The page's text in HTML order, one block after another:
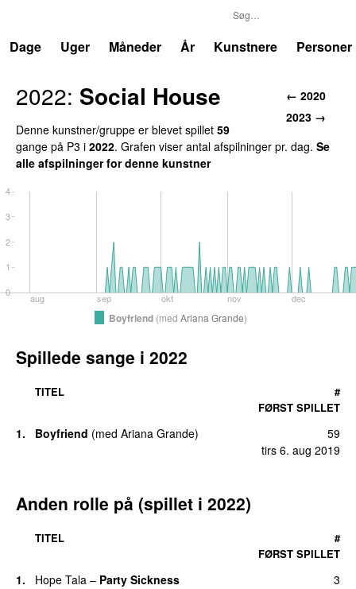
Dage
Uger Måneder År Kunstnere Personer
← 2020
2023 →
2022: Social House
Denne kunstner/gruppe er blevet spillet 59
gange på P3 i 2022. Grafen viser antal afspilninger pr. dag. Se
alle afspilninger for denne kunstner
aug sep okt nov dec
0
1
2
3
4
Boyfriend (med Ariana Grande)
Spillede sange i 2022
TITEL
FØRST SPILLET
#
1. Boyfriend (med Ariana Grande)
tirs 6. aug 2019
59
Anden rolle på (spillet i 2022)
TITEL
FØRST SPILLET
#
1. Hope Tala – Party Sickness
3